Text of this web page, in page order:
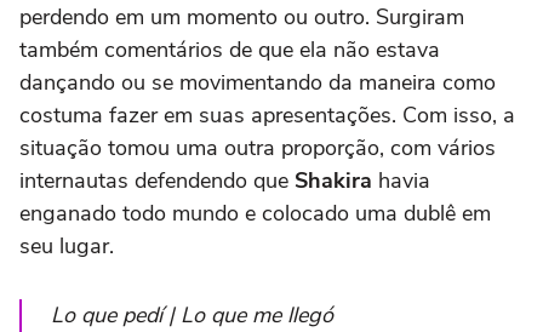
perdendo em um momento ou outro. Surgiram
também comentários de que ela não estava
dançando ou se movimentando da maneira como
costuma fazer em suas apresentações. Com isso, a
situação tomou uma outra proporção, com vários
internautas defendendo que Shakira havia
enganado todo mundo e colocado uma dublê em
seu lugar.
Lo que pedí | Lo que me llegó